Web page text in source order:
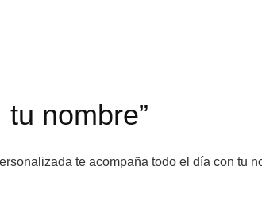
nombre”
te acompaña todo el día con tu